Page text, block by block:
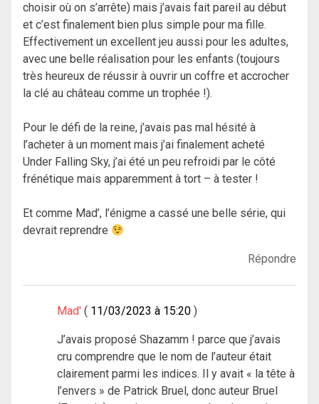
choisir où on s’arrête) mais j’avais fait pareil au début
et c’est finalement bien plus simple pour ma fille.
Effectivement un excellent jeu aussi pour les adultes,
avec une belle réalisation pour les enfants (toujours
très heureux de réussir à ouvrir un coffre et accrocher
la clé au château comme un trophée !).
Pour le défi de la reine, j’avais pas mal hésité à
l’acheter à un moment mais j’ai finalement acheté
Under Falling Sky, j’ai été un peu refroidi par le côté
frénétique mais apparemment à tort – à tester !
Et comme Mad’, l’énigme a cassé une belle série, qui
devrait reprendre
Répondre
Mad' 11/03/2023 à 15:20
J’avais proposé Shazamm ! parce que j’avais
cru comprendre que le nom de l’auteur était
clairement parmi les indices. Il y avait « la tête à
l’envers » de Patrick Bruel, donc auteur Bruel